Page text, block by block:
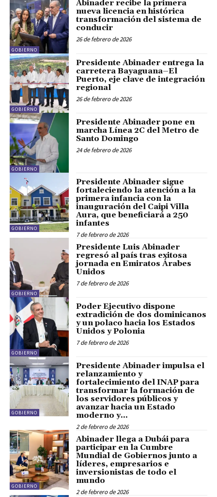
GOBIERNO
Abinader recibe la primera
nueva licencia en histórica
transformación del sistema de
conducir
26 de febrero de 2026
GOBIERNO
Presidente Abinader entrega la
carretera Bayaguana–El
Puerto, eje clave de integración
regional
26 de febrero de 2026
GOBIERNO
Presidente Abinader pone en
marcha Línea 2C del Metro de
Santo Domingo
24 de febrero de 2026
GOBIERNO
Presidente Abinader sigue
fortaleciendo la atención a la
primera infancia con la
inauguración del Caipi Villa
Aura, que beneficiará a 250
infantes
7 de febrero de 2026
GOBIERNO
Presidente Luis Abinader
regresó al país tras exitosa
jornada en Emiratos Árabes
Unidos
7 de febrero de 2026
GOBIERNO
Poder Ejecutivo dispone
extradición de dos dominicanos
y un polaco hacia los Estados
Unidos y Polonia
7 de febrero de 2026
GOBIERNO
Presidente Abinader impulsa el
relanzamiento y
fortalecimiento del INAP para
transformar la formación de
los servidores públicos y
avanzar hacia un Estado
moderno y...
2 de febrero de 2026
GOBIERNO
Abinader llega a Dubái para
participar en la Cumbre
Mundial de Gobiernos junto a
líderes, empresarios e
inversionistas de todo el
mundo
2 de febrero de 2026